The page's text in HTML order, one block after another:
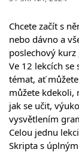
Chcete začít s
nebo dávno a
poslechový kurz
Ve 12 lekcích
témat, ať
můžete kdekoli,
jak se učit,
vysvětlením
Celou jednu
Skripta s